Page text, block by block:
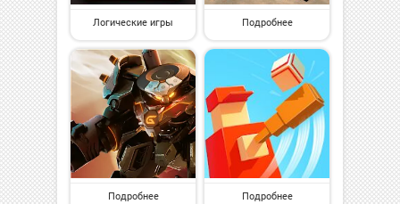
Логические игры Подробнее
Подробнее Подробнее